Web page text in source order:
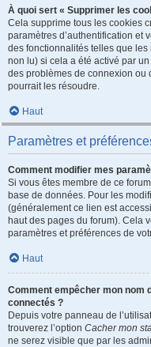
À quoi sert « Supprimer les
Cela supprime tous les cookies
paramètres d’authentification et
des fonctionnalités telles que
non lu) si cela a été activé par
des problèmes de connexion ou
pourrait les résoudre.
Haut
Paramètres et
Comment modifier mes
Si vous êtes membre de ce
base de données. Pour les
(généralement ce lien est
haut des pages du forum). Cela
paramètres et préférences de
Haut
Comment empêcher mon nom
connectés ?
Depuis votre panneau de
trouverez l’option Cacher mon
ne serez visible que par les